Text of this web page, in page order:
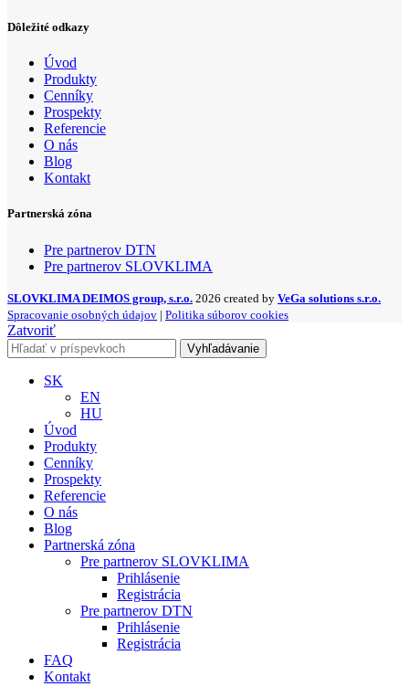
Dôležité odkazy
Úvod
Produkty
Cenníky
Prospekty
Referencie
O nás
Blog
Kontakt
Partnerská zóna
Pre partnerov DTN
Pre partnerov SLOVKLIMA
SLOVKLIMA DEIMOS group, s.r.o. 2026 created by VeGa solutions s.r.o.
Spracovanie osobných údajov | Politika súborov cookies
Zatvoriť
Vyhľadávanie
SK
EN
HU
Úvod
Produkty
Cenníky
Prospekty
Referencie
O nás
Blog
Partnerská zóna
Pre partnerov SLOVKLIMA
Prihlásenie
Registrácia
Pre partnerov DTN
Prihlásenie
Registrácia
FAQ
Kontakt